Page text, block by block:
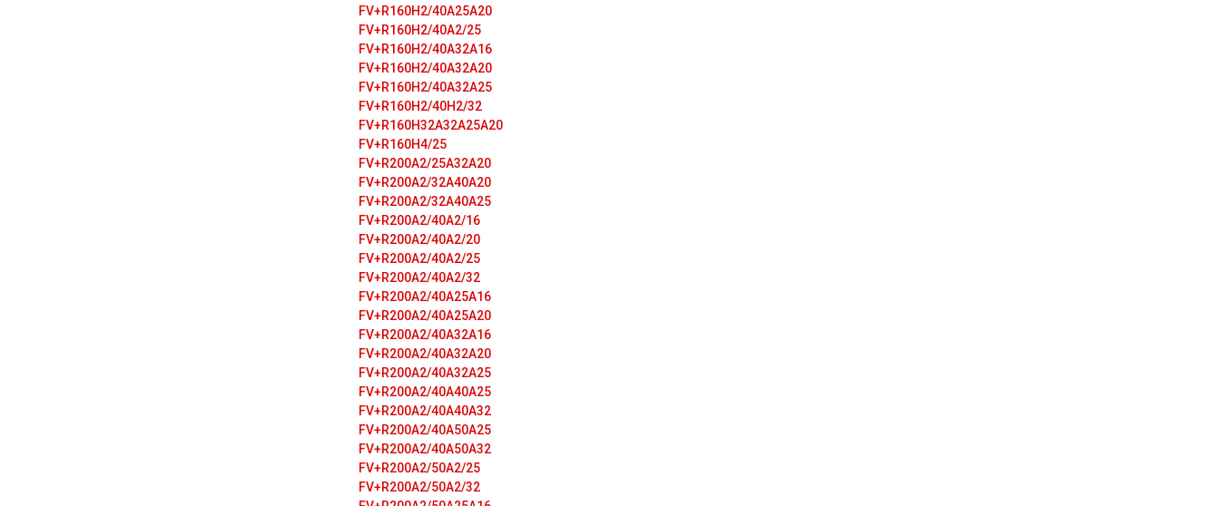
FV+R160H2/40A25A20
FV+R160H2/40A2/25
FV+R160H2/40A32А16
FV+R160H2/40A32А20
FV+R160H2/40A32А25
FV+R160H2/40H2/32
FV+R160H32A32A25A20
FV+R160H4/25
FV+R200A2/25A32A20
FV+R200A2/32A40A20
FV+R200A2/32A40A25
FV+R200A2/40A2/16
FV+R200A2/40A2/20
FV+R200A2/40A2/25
FV+R200A2/40A2/32
FV+R200A2/40A25A16
FV+R200A2/40A25A20
FV+R200A2/40A32A16
FV+R200A2/40A32A20
FV+R200A2/40A32A25
FV+R200A2/40A40A25
FV+R200A2/40A40A32
FV+R200A2/40A50A25
FV+R200A2/40A50A32
FV+R200A2/50A2/25
FV+R200A2/50A2/32